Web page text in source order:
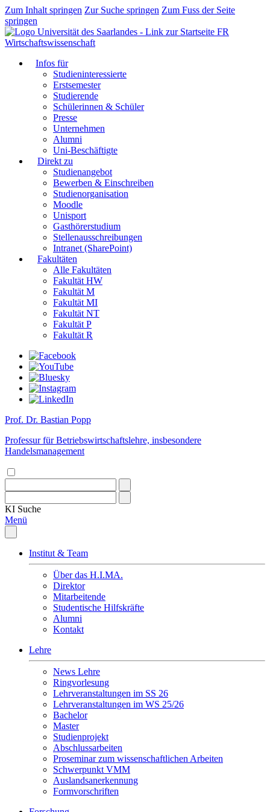
Zum Inhalt springen Zur Suche springen Zum Fuss der Seite
springen
FR
Wirtschaftswissenschaft
Infos für
Studieninteressierte
Erstsemester
Studierende
Schülerinnen & Schüler
Presse
Unternehmen
Alumni
Uni-Beschäftigte
Direkt zu
Studienangebot
Bewerben & Einschreiben
Studienorganisation
Moodle
Unisport
Gasthörerstudium
Stellenausschreibungen
Intranet (SharePoint)
Fakultäten
Alle Fakultäten
Fakultät HW
Fakultät M
Fakultät MI
Fakultät NT
Fakultät P
Fakultät R
Prof. Dr. Bastian Popp
Professur für Betriebswirtschaftslehre, insbesondere
Handelsmanagement
KI Suche
Menü
Institut & Team
Über das H.I.MA.
Direktor
Mitarbeitende
Studentische Hilfskräfte
Alumni
Kontakt
Lehre
News Lehre
Ringvorlesung
Lehrveranstaltungen im SS 26
Lehrveranstaltungen im WS 25/26
Bachelor
Master
Studienprojekt
Abschlussarbeiten
Proseminar zum wissenschaftlichen Arbeiten
Schwerpunkt VMM
Auslandsanerkennung
Formvorschriften